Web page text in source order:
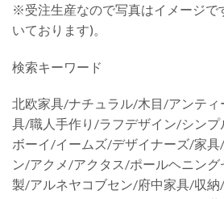
※受注生産なので写真はイメージで
いております)。
検索キーワード
北欧家具/ナチュラル/木目/アンテ
具/職人手作り/ラフデザイン/シン
ボーイ/イームズ/デザイナーズ/家
ン/アクメ/アクタス/ポールヘニン
製/アルネヤコブセン/府中家具/収